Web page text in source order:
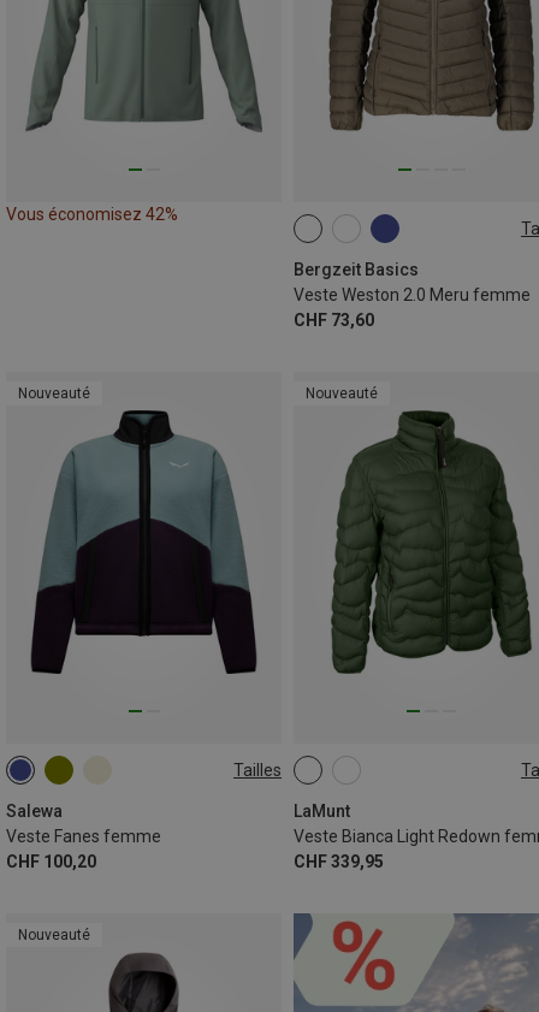
Vous économisez 42%
Bergzeit Basics
Veste Weston 2.0 Meru femme
CHF 73,60
S M L
Nouveauté
Tailles
Salewa
Veste Fanes femme
CHF 100,20
XS S
XXL
Nouveauté
LaMunt
Veste Bianca Light Redown
CHF 339,95
XS
XXL
Nouveauté